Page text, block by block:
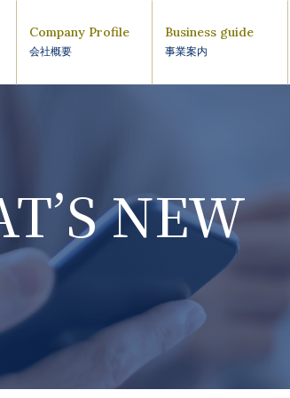
Company Profile
会社概要
Business guide
事業案内
NEW